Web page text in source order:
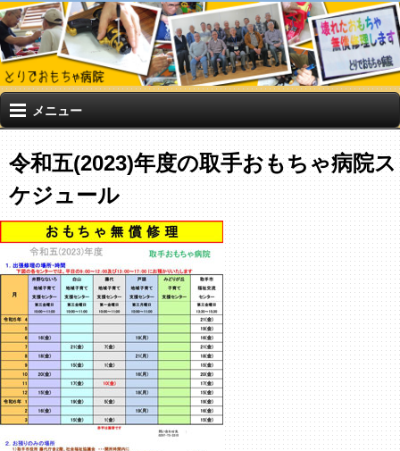
メニュー
令和五(2023)年度の取手おもちゃ病院ス
ケジュール